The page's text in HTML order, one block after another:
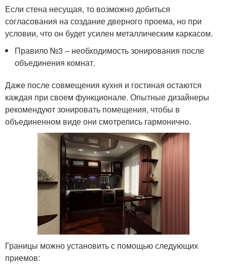
Если стена несущая, то возможно добиться
согласования на создание дверного проема, но при
условии, что он будет усилен металлическим каркасом.
Правило №3 – необходимость зонирования после
объединения комнат.
Даже после совмещения кухня и гостиная остаются
каждая при своем функционале. Опытные дизайнеры
рекомендуют зонировать помещения, чтобы в
объединенном виде они смотрелись гармонично.
Границы можно установить с помощью следующих
приемов: